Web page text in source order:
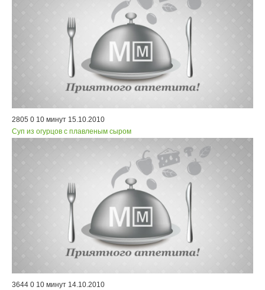
2805 0 10 минут 15.10.2010
Суп из огурцов с плавленым сыром
3644 0 10 минут 14.10.2010